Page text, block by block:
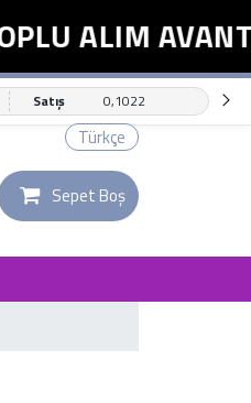
ALIM
Satış 0,1022
Türkçe
Sepet Boş